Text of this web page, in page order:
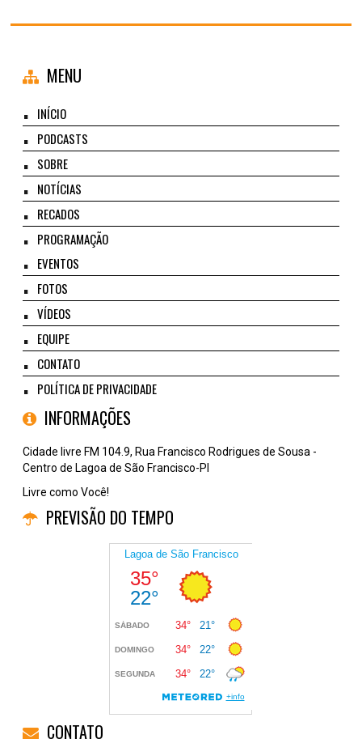
MENU
INÍCIO
PODCASTS
SOBRE
NOTÍCIAS
RECADOS
PROGRAMAÇÃO
EVENTOS
FOTOS
VÍDEOS
EQUIPE
CONTATO
POLÍTICA DE PRIVACIDADE
INFORMAÇÕES
Cidade livre FM 104.9, Rua Francisco Rodrigues de Sousa -
Centro de Lagoa de São Francisco-PI
Livre como Você!
PREVISÃO DO TEMPO
CONTATO